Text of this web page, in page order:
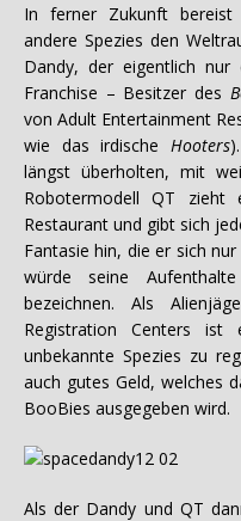
In ferner Zukunft
andere Spezies den
Dandy, der eigentlich
Franchise – Besitzer des
von Adult Entertainment
wie das irdische Hooters
längst überholten, mit
Robotermodell QT zieht
Restaurant und gibt sich
Fantasie hin, die er sich
würde seine
bezeichnen. Als
Registration Centers ist
unbekannte Spezies zu
auch gutes Geld, welches
BooBies ausgegeben wird.
Als der Dandy und QT